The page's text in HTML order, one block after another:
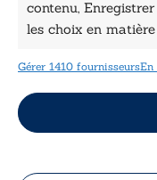
contenu,
les choix en
Gérer 1410 fournisseursEn
Données légales
Conditions
Politique de cookies
Mentions légales
Jeux concours
Copyright © 2026